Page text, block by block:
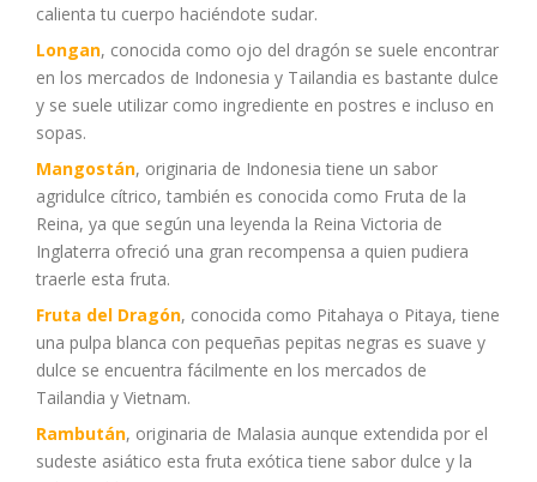
calienta tu cuerpo haciéndote sudar.
Longan, conocida como ojo del dragón se suele encontrar
en los mercados de Indonesia y Tailandia es bastante dulce
y se suele utilizar como ingrediente en postres e incluso en
sopas.
Mangostán, originaria de Indonesia tiene un sabor
agridulce cítrico, también es conocida como Fruta de la
Reina, ya que según una leyenda la Reina Victoria de
Inglaterra ofreció una gran recompensa a quien pudiera
traerle esta fruta.
Fruta del Dragón, conocida como Pitahaya o Pitaya, tiene
una pulpa blanca con pequeñas pepitas negras es suave y
dulce se encuentra fácilmente en los mercados de
Tailandia y Vietnam.
Rambután, originaria de Malasia aunque extendida por el
sudeste asiático esta fruta exótica tiene sabor dulce y la